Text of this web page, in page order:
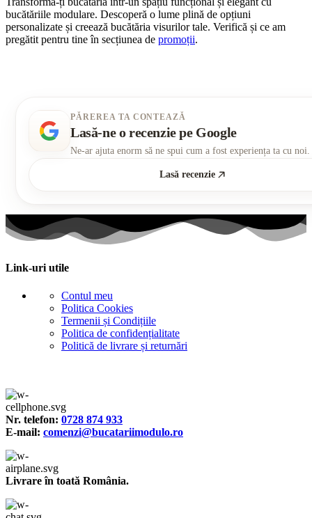
bucătăriile modulare. Descoperă o lume plină de opțiuni
personalizate și creează bucătăria visurilor tale. Verifică și ce am
pregătit pentru tine în secțiunea de promoții.
PĂREREA TA CONTEAZĂ
Lasă-ne o recenzie pe Google
Ne-ar ajuta enorm să ne spui cum a fost experiența ta cu noi.
Lasă recenzie
Link-uri utile
Contul meu
Politica Cookies
Termenii și Condițiile
Politica de confidențialitate
Politică de livrare și returnări
Nr. telefon: 0728 874 933
E-mail: comenzi@bucatariimodulo.ro
Livrare în toată România.